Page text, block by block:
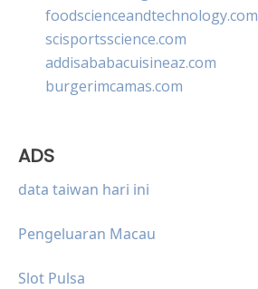
foodscienceandtechnology.com
scisportsscience.com
addisababacuisineaz.com
burgerimcamas.com
ADS
data taiwan hari ini
Pengeluaran Macau
Slot Pulsa